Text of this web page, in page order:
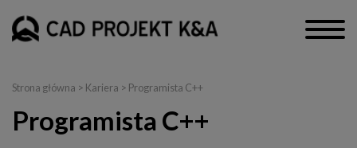
Strona główna > Kariera > Programista C++
Programista C++